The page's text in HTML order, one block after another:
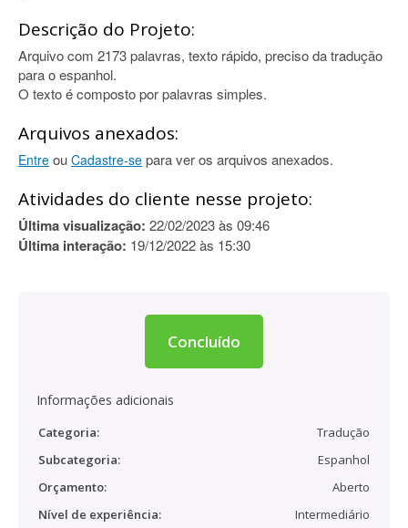
Descrição do Projeto:
Arquivo com 2173 palavras, texto rápido, preciso da tradução
para o espanhol.
O texto é composto por palavras simples.
Arquivos anexados:
Entre ou Cadastre-se para ver os arquivos anexados.
Atividades do cliente nesse projeto:
Última visualização: 22/02/2023 às 09:46
Última interação: 19/12/2022 às 15:30
Concluído
Informações adicionais
Categoria:
Tradução
Subcategoria:
Espanhol
Orçamento:
Aberto
Nível de experiência:
Intermediário